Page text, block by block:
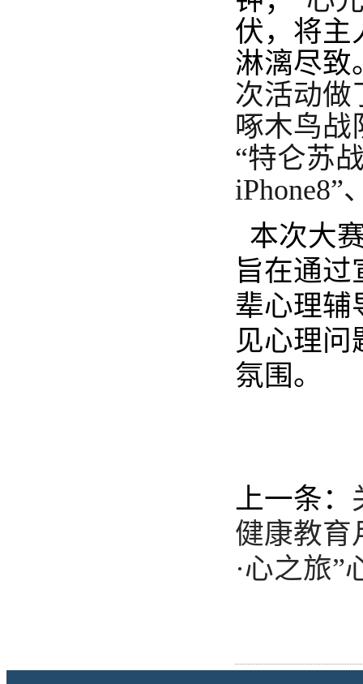
伏，将主
淋漓尽致
次活动做
啄木鸟战
“特仑苏
iPhone8”
本次大
旨在通过
辈心理辅
见心理
氛围。
上一条：
健康教育
·心之旅”